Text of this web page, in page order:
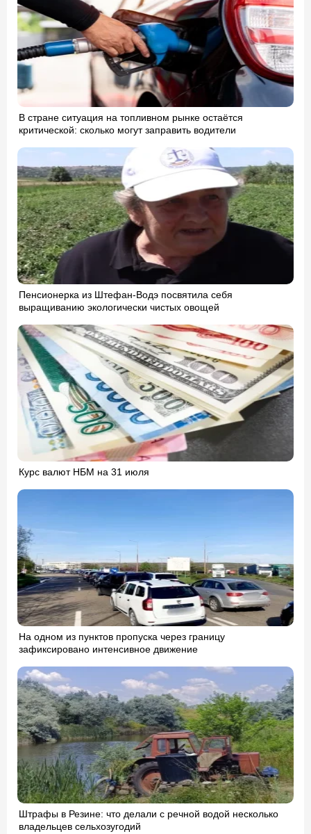
В стране ситуация на топливном рынке остаётся
критической: сколько могут заправить водители
Пенсионерка из Штефан-Водэ посвятила себя
выращиванию экологически чистых овощей
Курс валют НБМ на 31 июля
На одном из пунктов пропуска через границу
зафиксировано интенсивное движение
Штрафы в Резине: что делали с речной водой несколько
владельцев сельхозугодий